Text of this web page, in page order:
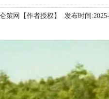
网【作者授权】 发布时间:2025-